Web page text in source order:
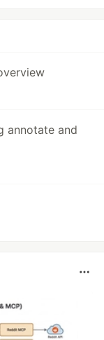
annotate and